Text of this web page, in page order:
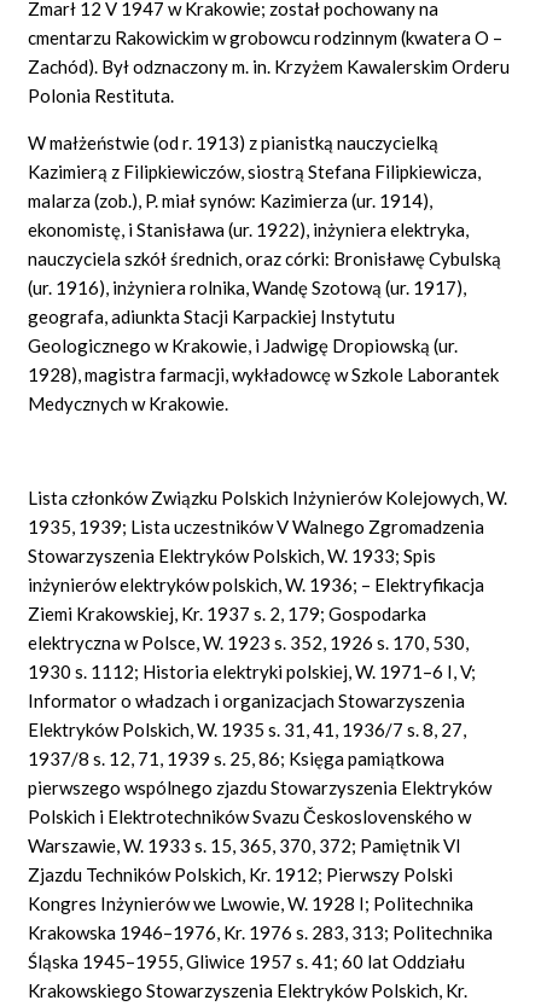
Zmarł 12 V 1947 w Krakowie; został pochowany na
cmentarzu Rakowickim w grobowcu rodzinnym (kwatera O –
Zachód). Był odznaczony m. in. Krzyżem Kawalerskim Orderu
Polonia Restituta.
W małżeństwie (od r. 1913) z pianistką nauczycielką
Kazimierą z Filipkiewiczów, siostrą Stefana Filipkiewicza,
malarza (zob.), P. miał synów: Kazimierza (ur. 1914),
ekonomistę, i Stanisława (ur. 1922), inżyniera elektryka,
nauczyciela szkół średnich, oraz córki: Bronisławę Cybulską
(ur. 1916), inżyniera rolnika, Wandę Szotową (ur. 1917),
geografa, adiunkta Stacji Karpackiej Instytutu
Geologicznego w Krakowie, i Jadwigę Dropiowską (ur.
1928), magistra farmacji, wykładowcę w Szkole Laborantek
Medycznych w Krakowie.
Lista członków Związku Polskich Inżynierów Kolejowych, W.
1935, 1939; Lista uczestników V Walnego Zgromadzenia
Stowarzyszenia Elektryków Polskich, W. 1933; Spis
inżynierów elektryków polskich, W. 1936; – Elektryfikacja
Ziemi Krakowskiej, Kr. 1937 s. 2, 179; Gospodarka
elektryczna w Polsce, W. 1923 s. 352, 1926 s. 170, 530,
1930 s. 1112; Historia elektryki polskiej, W. 1971–6 I, V;
Informator o władzach i organizacjach Stowarzyszenia
Elektryków Polskich, W. 1935 s. 31, 41, 1936/7 s. 8, 27,
1937/8 s. 12, 71, 1939 s. 25, 86; Księga pamiątkowa
pierwszego wspólnego zjazdu Stowarzyszenia Elektryków
Polskich i Elektrotechników Svazu Československého w
Warszawie, W. 1933 s. 15, 365, 370, 372; Pamiętnik VI
Zjazdu Techników Polskich, Kr. 1912; Pierwszy Polski
Kongres Inżynierów we Lwowie, W. 1928 I; Politechnika
Krakowska 1946–1976, Kr. 1976 s. 283, 313; Politechnika
Śląska 1945–1955, Gliwice 1957 s. 41; 60 lat Oddziału
Krakowskiego Stowarzyszenia Elektryków Polskich, Kr.